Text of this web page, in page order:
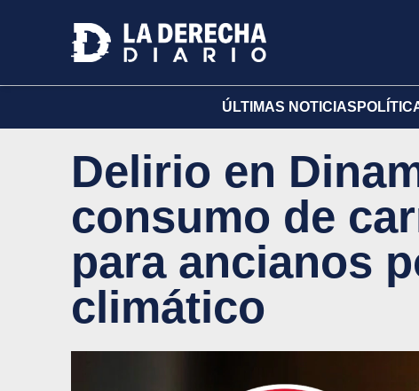
ÚLTIMAS NOTICIAS
Delirio en
consumo de
para ancianos
climático